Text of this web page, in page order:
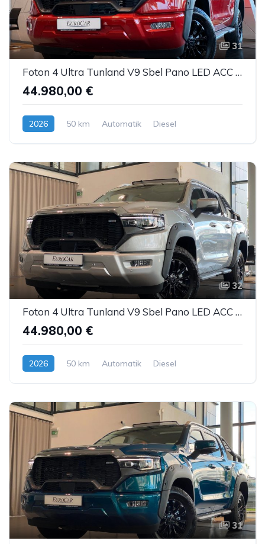
31
Foton 4 Ultra Tunland V9 Sbel Pano LED ACC AHK 360°
44.980,00 €
2026 50 km Automatik Diesel
32
Foton 4 Ultra Tunland V9 Sbel Pano LED ACC AHK 360°
44.980,00 €
2026 50 km Automatik Diesel
31